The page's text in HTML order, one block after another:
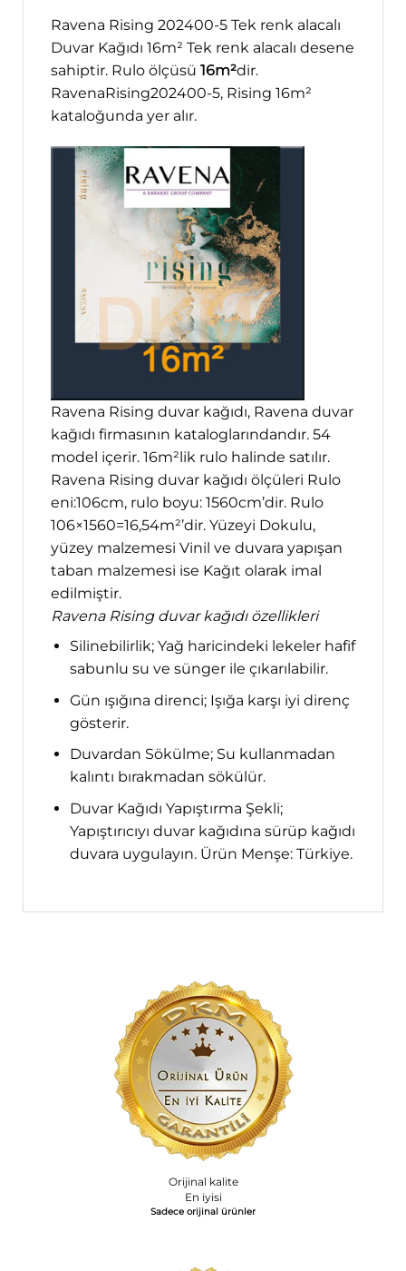
Ravena Rising 202400-5 Tek renk alacalı
Duvar Kağıdı 16m² Tek renk alacalı desene
sahiptir. Rulo ölçüsü 16m²dir.
RavenaRising202400-5, Rising 16m²
kataloğunda yer alır.
Ravena Rising duvar kağıdı, Ravena duvar
kağıdı firmasının kataloglarındandır. 54
model içerir. 16m²lik rulo halinde satılır.
Ravena Rising duvar kağıdı ölçüleri Rulo
eni:106cm, rulo boyu: 1560cm’dir. Rulo
106×1560=16,54m²’dir. Yüzeyi Dokulu,
yüzey malzemesi Vinil ve duvara yapışan
taban malzemesi ise Kağıt olarak imal
edilmiştir.
Ravena Rising duvar kağıdı özellikleri
Silinebilirlik; Yağ haricindeki lekeler hafif
sabunlu su ve sünger ile çıkarılabilir.
Gün ışığına direnci; Işığa karşı iyi direnç
gösterir.
Duvardan Sökülme; Su kullanmadan
kalıntı bırakmadan sökülür.
Duvar Kağıdı Yapıştırma Şekli;
Yapıştırıcıyı duvar kağıdına sürüp kağıdı
duvara uygulayın. Ürün Menşe: Türkiye.
Orijinal kalite
En iyisi
Sadece orijinal ürünler